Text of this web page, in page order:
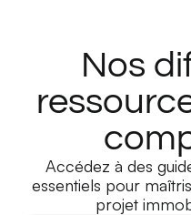
Nos
Accédez à des
essentiels pour
projet